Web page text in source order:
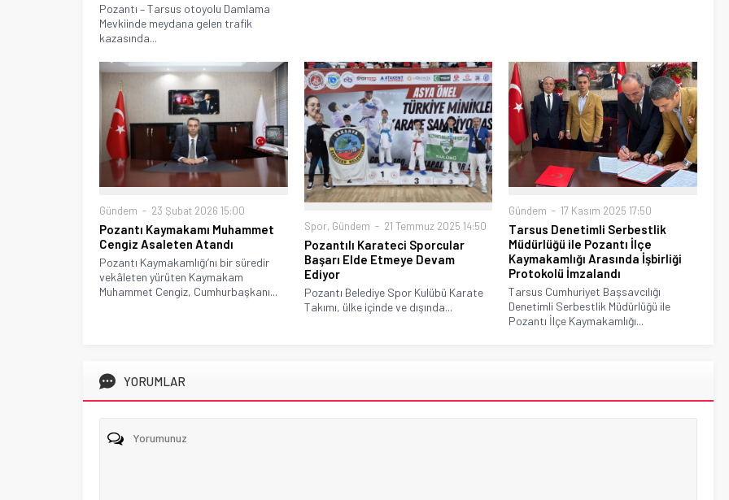
Pozantı – Tarsus otoyolu Damlama
Mevkiinde meydana gelen trafik
kazasında...
Gündem 23 Şubat 2026 15:00
Pozantı Kaymakamı Muhammet
Cengiz Asaleten Atandı
Pozantı Kaymakamlığı’nı bir süredir
vekâleten yürüten Kaymakam
Muhammet Cengiz, Cumhurbaşkanı...
Spor, Gündem 21 Temmuz 2025 14:50
Pozantılı Karateci Sporcular
Başarı Elde Etmeye Devam
Ediyor
Pozantı Belediye Spor Kulübü Karate
Takımı, ülke içinde ve dışında...
Gündem 17 Kasım 2025 17:50
Tarsus Denetimli Serbestlik
Müdürlüğü ile Pozantı İlçe
Kaymakamlığı Arasında İşbirliği
Protokolü İmzalandı
Tarsus Cumhuriyet Başsavcılığı
Denetimli Serbestlik Müdürlüğü ile
Pozantı İlçe Kaymakamlığı...
YORUMLAR